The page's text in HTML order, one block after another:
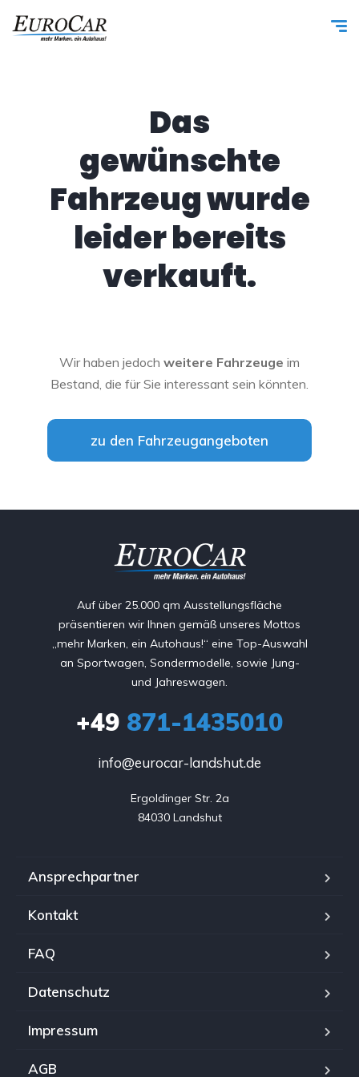
Das
gewünschte
Fahrzeug wurde
leider bereits
verkauft.
Wir haben jedoch weitere Fahrzeuge im
Bestand, die für Sie interessant sein könnten.
zu den Fahrzeugangeboten
Auf über 25.000 qm Ausstellungsfläche
präsentieren wir Ihnen gemäß unseres Mottos
„mehr Marken, ein Autohaus!“ eine Top-Auswahl
an Sportwagen, Sondermodelle, sowie Jung-
und Jahreswagen.
+49 871-1435010
info@eurocar-landshut.de
Ergoldinger Str. 2a
84030 Landshut
Ansprechpartner
Kontakt
FAQ
Datenschutz
Impressum
AGB